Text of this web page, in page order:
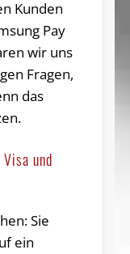
Kunden
Pay
wir uns
Fragen,
das
und
Sie
ein